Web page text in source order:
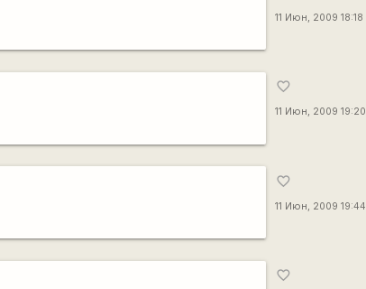
11 Июн, 2009 18:18
favorite_border
11 Июн, 2009 19:20
favorite_border
11 Июн, 2009 19:44
favorite_border